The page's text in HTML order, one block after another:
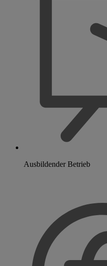
Ausbildender Betrieb